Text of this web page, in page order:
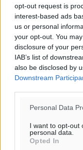
opt-out request is
interest-based ads
us or personal
your opt-out. You
disclosure of your
IAB’s list of
also be disclosed by
Downstream
Personal Data
I want to opt-out
personal data.
Opted In
Καιρός «hot – dry
χώρα
Ειδήσεις• πριν 2 ώρες